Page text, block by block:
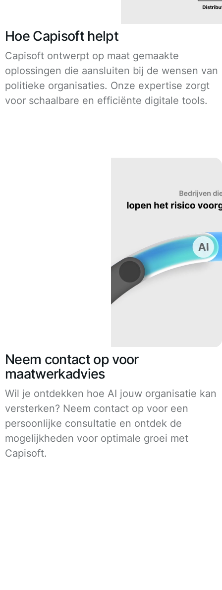
Hoe Capisoft helpt
Capisoft ontwerpt op maat gemaakte
oplossingen die aansluiten bij de wensen van
politieke organisaties. Onze expertise zorgt
voor schaalbare en efficiënte digitale tools.
Neem contact op voor
maatwerkadvies
Wil je ontdekken hoe AI jouw organisatie kan
versterken? Neem contact op voor een
persoonlijke consultatie en ontdek de
mogelijkheden voor optimale groei met
Capisoft.